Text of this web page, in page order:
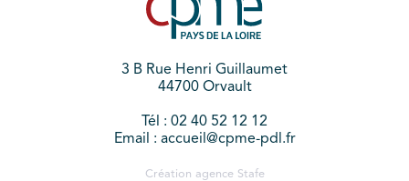
3 B Rue Henri Guillaumet
44700 Orvault
Tél : 02 40 52 12 12
Email : accueil@cpme-pdl.fr
Création agence Stafe